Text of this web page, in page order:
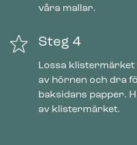
våra mallar.
Steg 4
Lossa klistermärket
av hörnen och dra
baksidans papper.
av klistermärket.